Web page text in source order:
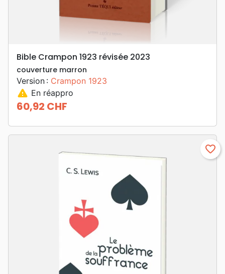
Bible Crampon 1923 révisée 2023
couverture marron
Version : Crampon 1923
warning En réappro
Prix
60,92 CHF
favorite_border